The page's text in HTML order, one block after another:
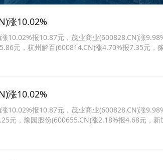
涨10.02%
10.02%报10.87元，茂业商业(600828.CN)涨
元，杭州解百(600814.CN)涨4.70%报7.35元，
涨10.02%
10.02%报10.87元，茂业商业(600828.CN)涨
元，豫园股份(600655.CN)涨2.18%报4.68元，